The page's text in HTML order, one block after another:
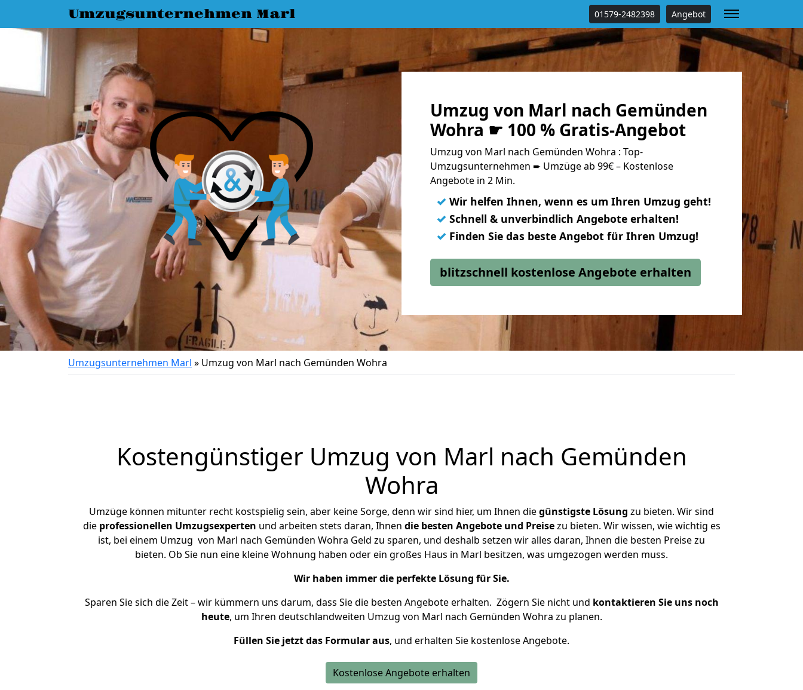
Umzugsunternehmen Marl 01579-2482398 Angebot
Umzug von Marl nach Gemünden
Wohra ☛ 100 % Gratis-Angebot
Umzug von Marl nach Gemünden Wohra : Top-
Umzugsunternehmen ➨ Umzüge ab 99€ – Kostenlose
Angebote in 2 Min.
✓ Wir helfen Ihnen, wenn es um Ihren Umzug geht!
✓ Schnell & unverbindlich Angebote erhalten!
✓ Finden Sie das beste Angebot für Ihren Umzug!
blitzschnell kostenlose Angebote erhalten
Umzugsunternehmen Marl » Umzug von Marl nach Gemünden Wohra
Kostengünstiger Umzug von Marl nach Gemünden
Wohra
Umzüge können mitunter recht kostspielig sein, aber keine Sorge, denn wir sind hier, um Ihnen diegünstigste Lösung zu bieten. Wir sind
die professionellen Umzugsexperten und arbeiten stets daran, Ihnen die besten Angebote und Preisezu bieten. Wir wissen, wie wichtig es
ist, bei einem Umzug von Marl nach Gemünden Wohra Geld zu sparen, und deshalb setzen wir alles daran, Ihnen die besten Preise zu
bieten. Ob Sie nun eine kleine Wohnung haben oder ein großes Haus in Marl besitzen, was umgezogen werden muss.
Wir haben immer die perfekte Lösung für Sie.
Sparen Sie sich die Zeit – wir kümmern uns darum, dass Sie die besten Angebote erhalten. Zögern Sie nicht und kontaktieren Sie uns noch
heute, um Ihren deutschlandweiten Umzug von Marl nach Gemünden Wohra zu planen.
Füllen Sie jetzt das Formular aus, und erhalten Sie kostenlose Angebote.
Kostenlose Angebote erhalten